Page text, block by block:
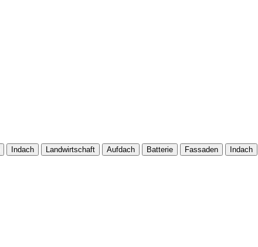
Indach Landwirtschaft Aufdach Batterie Fassaden Indach